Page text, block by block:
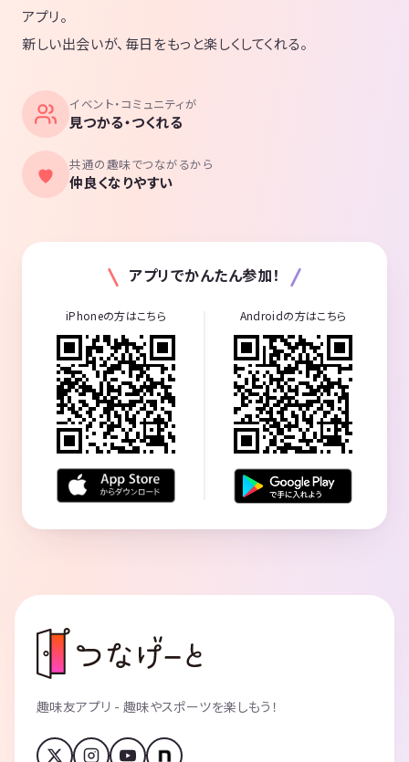
アプリ。
新しい出会いが、毎日をもっと楽しくしてくれる。
イベント・コミュニティが
見つかる・つくれる
共通の趣味でつながるから
仲良くなりやすい
アプリでかんたん参加！
iPhoneの方はこちら Androidの方はこちら
趣味友アプリ - 趣味やスポーツを楽しもう！